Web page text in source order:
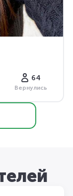
64
Вернулись